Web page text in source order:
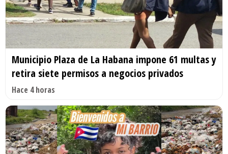
Municipio Plaza de La Habana impone 61 multas y
retira siete permisos a negocios privados
Hace 4 horas